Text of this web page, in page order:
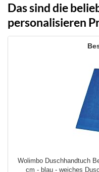
Das sind die
personalisieren
Wolimbo Duschhandtuch
cm - blau - weiches